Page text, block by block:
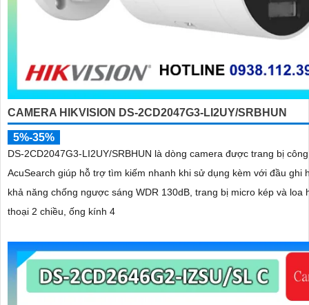
CAMERA HIKVISION DS-2CD2047G3-LI2UY/SRBHUN
5%-35%
DS-2CD2047G3-LI2UY/SRBHUN là dòng camera được trang bị
AcuSearch giúp hỗ trợ tìm kiếm nhanh khi sử dụng kèm với đầu ghi
khả năng chống ngược sáng WDR 130dB, trang bị micro kép và loa
thoại 2 chiều, ống kính 4